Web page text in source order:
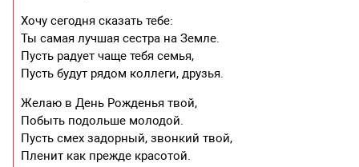
Хочу сегодня сказать тебе:
Ты самая лучшая сестра на Земле.
Пусть радует чаще тебя семья,
Пусть будут рядом коллеги, друзья.
Желаю в День Рожденья твой,
Побыть подольше молодой.
Пусть смех задорный, звонкий твой,
Пленит как прежде красотой.